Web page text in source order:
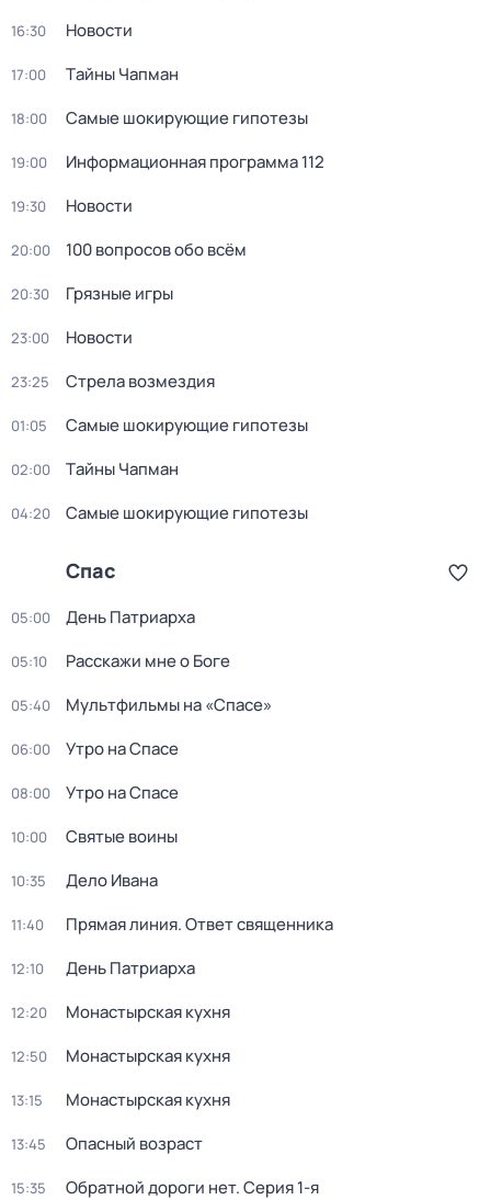
16:30 Новости
17:00 Тaйны Чапман
18:00 Самые шoкиpующие гипотезы
19:00 Информационная программа 112
19:30 Новости
20:00 100 вопросов обо всём
20:30 Грязные игры
23:00 Новости
23:25 Стрела возмездия
01:05 Самые шoкиpующие гипотезы
02:00 Тaйны Чапман
04:20 Самые шoкиpующие гипотезы
Спас
05:00 День Патриарха
05:10 Расскажи мне о Боге
05:40 Мультфильмы на «Спасе»
06:00 Утро на Спасе
08:00 Утро на Спасе
10:00 Святые воины
10:35 Дело Ивана
11:40 Прямая линия. Ответ священника
12:10 День Патриарха
12:20 Монастырская кухня
12:50 Монастырская кухня
13:15 Монастырская кухня
13:45 Опасный возраст
15:35 Обратной дороги нет. Серия 1-я